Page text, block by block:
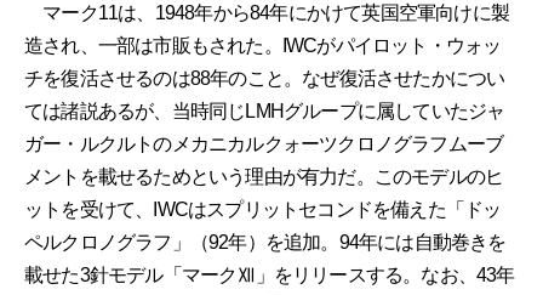
マーク11は、1948年から84年にかけて英国空軍向けに製
造され、一部は市販もされた。IWCがパイロット・ウォッ
チを復活させるのは88年のこと。なぜ復活させたかについ
ては諸説あるが、当時同じLMHグループに属していたジャ
ガー・ルクルトのメカニカルクォーツクロノグラフムーブ
メントを載せるためという理由が有力だ。このモデルのヒ
ットを受けて、IWCはスプリットセコンドを備えた「ドッ
ペルクロノグラフ」（92年）を追加。94年には自動巻きを
載せた3針モデル「マークⅫ」をリリースする。なお、43年